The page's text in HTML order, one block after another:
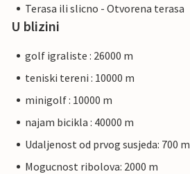
Terasa ili slicno - Otvorena terasa
U blizini
golf igraliste : 26000 m
teniski tereni : 10000 m
minigolf : 10000 m
najam bicikla : 40000 m
Udaljenost od prvog susjeda: 700 m
Mogucnost ribolova: 2000 m